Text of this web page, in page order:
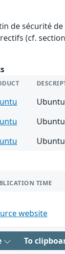
de sécurité
(cf.
Ubuntu
Ubuntu
TIME
website
To